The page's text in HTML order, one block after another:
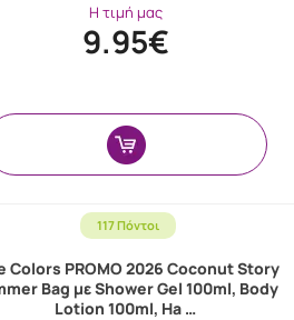
Η τιμή μας
9.95€
117 Πόντοι
Colors PROMO 2026 Coconut Story
Bag με Shower Gel 100ml, Body
Lotion 100ml, Ha …